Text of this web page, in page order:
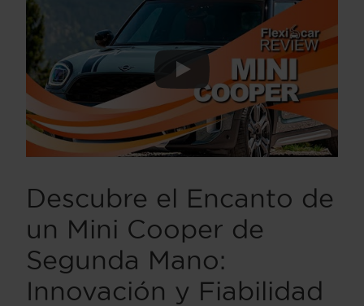
Descubre el Encanto de
un Mini Cooper de
Segunda Mano:
Innovación y Fiabilidad